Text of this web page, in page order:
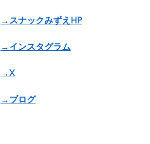
→スナックみずえHP
→インスタグラム
→X
→ブログ